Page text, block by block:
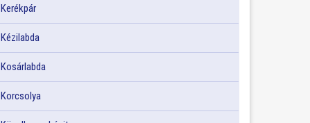
Kerékpár
Kézilabda
Kosárlabda
Korcsolya